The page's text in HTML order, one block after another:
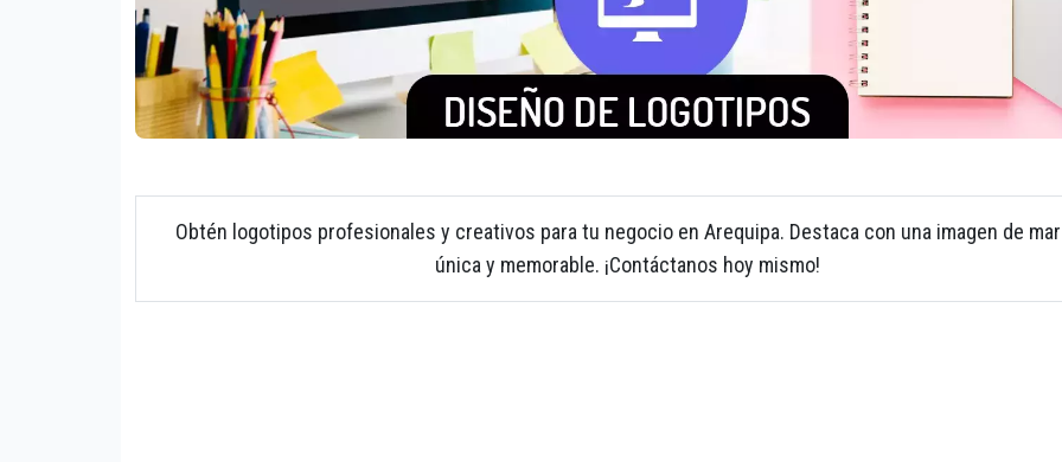
Obtén logotipos profesionales y creativos para tu negocio en Arequipa. Destaca con una imagen de
única y memorable. ¡Contáctanos hoy mismo!